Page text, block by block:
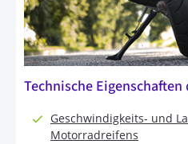
Technische Eigenschaften
Geschwindigkeits- und
Motorradreifens